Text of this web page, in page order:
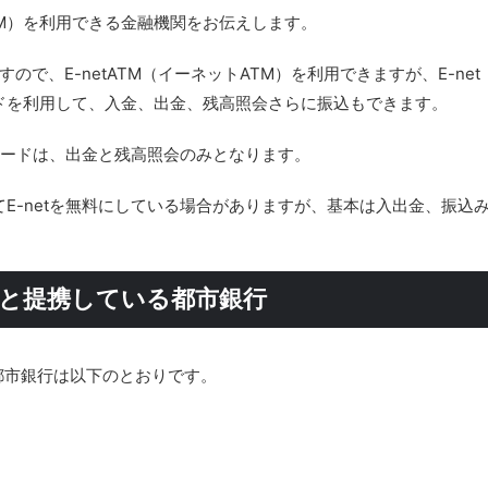
を利用できる金融機関をお伝えします。
ので、E-netATM（イーネットATM）を利用できますが、E-net
利用して、入金、出金、残高照会さらに振込もできます。
は、出金と残高照会のみとなります。
netを無料にしている場合がありますが、基本は入出金、振込
提携している都市銀行
銀行は以下のとおりです。